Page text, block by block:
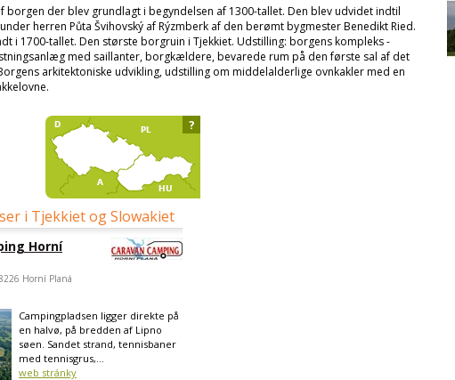
borgen der blev grundlagt i begyndelsen af 1300-tallet. Den blev udvidet indtil
herren Půta Švihovský af Rýzmberk af den berømt bygmester Benedikt Ried.
i 1700-tallet. Den største borgruin i Tjekkiet. Udstilling: borgens kompleks -
med saillanter, borgkældere, bevarede rum på den første sal af det
arkitektoniske udvikling, udstilling om middelalderlige ovnkakler med en
i Tjekkiet og Slowakiet
Horní
Horní Planá
Campingpladsen ligger direkte på
en halvø, på bredden af Lipno
søen. Sandet strand, tennisbaner
med tennisgrus,...
web stránky
?